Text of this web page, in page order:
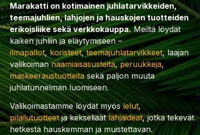
Marakatti on kotimainen juhlatarvikkeiden,
teemajuhlien, lahjojen ja hauskojen tuotteiden
erikoisliike sekä verkkokauppa.Meiltä löydät
kaiken juhliin ja eläytymiseen –
ilmapallot,koristeet,teemajuhlatarvikkeet, laajan
valikoimannaamiaisasusteita,peruukkeja,
maskeeraustuotteitasekä paljon muuta
juhlatunnelman luomiseen.
Valikoimastamme löydät myöslelut,
pilailutuotteetja kekseliäätlahjaideat, jotka tekevät
hetkestä hauskemman ja muistettavan.